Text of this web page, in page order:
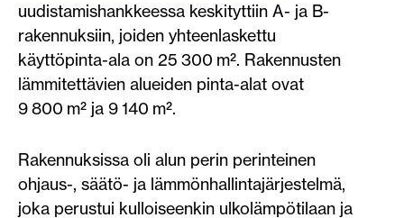
uudistamishankkeessa keskityttiin A- ja B-
rakennuksiin, joiden yhteenlaskettu
käyttöpinta-ala on 25 300 m². Rakennusten
lämmitettävien alueiden pinta-alat ovat
9 800 m² ja 9 140 m².
Rakennuksissa oli alun perin perinteinen
ohjaus-, säätö- ja lämmönhallintajärjestelmä,
joka perustui kulloiseenkin ulkolämpötilaan ja